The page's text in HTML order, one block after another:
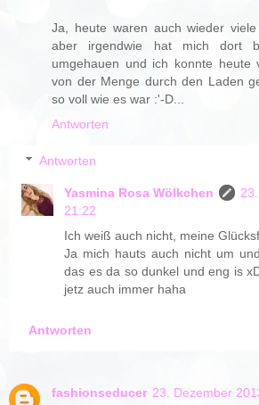
Ja, heute waren auch wieder viele
aber irgendwie hat mich dort
umgehauen und ich konnte heute
von der Menge durch den Laden
so voll wie es war :'-D...
Antworten
Antworten
Yasmina Rosa Wölkchen
21:22
Ich weiß auch nicht, meine
Ja mich hauts auch nicht um
das es da so dunkel und eng is
jetz auch immer haha
Antworten
fashionseducer 23. Dezember